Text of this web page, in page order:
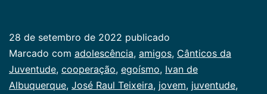
28 de setembro de 2022 publicado
Categorizado
como
Juventude
Marcado com adolescência, amigos, Cânticos da
Juventude, cooperação, egoísmo, Ivan de
Albuquerque, José Raul Teixeira, jovem, juventude,